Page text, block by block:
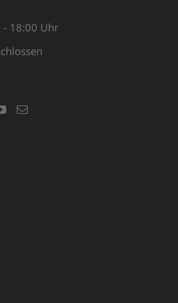
- 18:00 Uhr